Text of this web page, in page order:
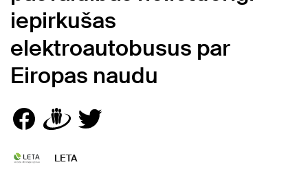
iepirkušas
elektroautobusus par
Eiropas naudu
LETA